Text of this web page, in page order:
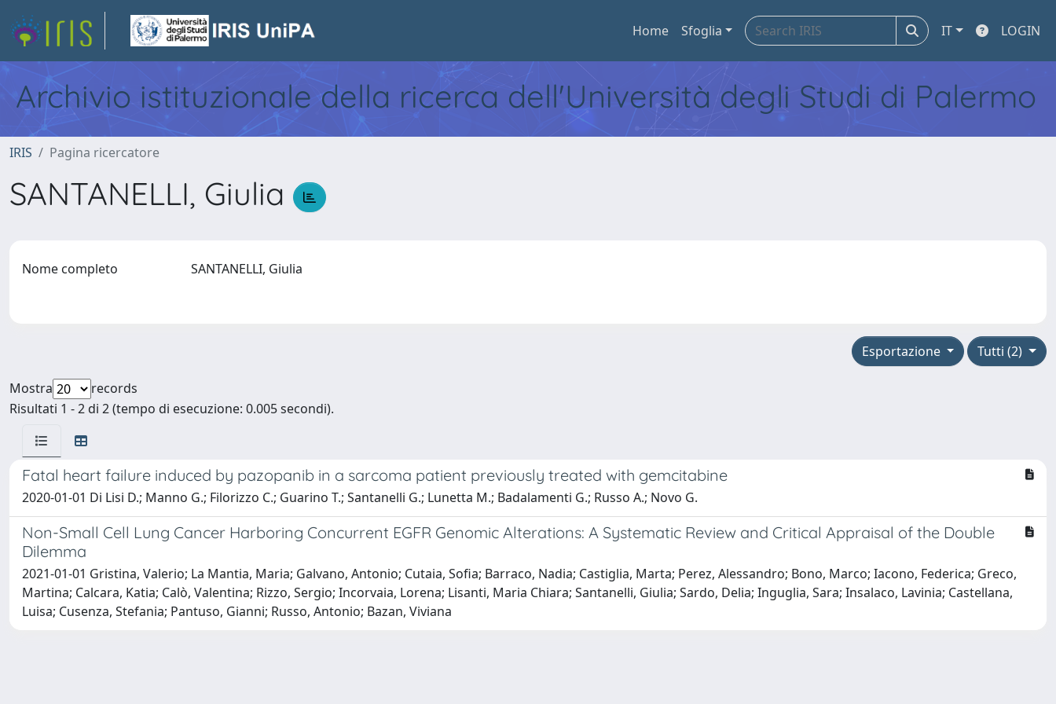
Home Sfoglia IT LOGIN
Archivio istituzionale della ricerca dell'Università degli Studi di Palermo
IRIS Pagina ricercatore
SANTANELLI, Giulia
Nome completo SANTANELLI, Giulia
Tutti (2)
Esportazione
Mostra
records
Risultati 1 - 2 di 2 (tempo di esecuzione: 0.005 secondi).
Fatal heart failure induced by pazopanib in a sarcoma patient previously treated with gemcitabine
2020-01-01 Di Lisi D.; Manno G.; Filorizzo C.; Guarino T.; Santanelli G.; Lunetta M.; Badalamenti G.; Russo A.; Novo G.
Non-Small Cell Lung Cancer Harboring Concurrent EGFR Genomic Alterations: A Systematic Review and Critical Appraisal of the Double
Dilemma
2021-01-01 Gristina, Valerio; La Mantia, Maria; Galvano, Antonio; Cutaia, Sofia; Barraco, Nadia; Castiglia, Marta; Perez, Alessandro; Bono, Marco; Iacono, Federica; Greco,
Martina; Calcara, Katia; Calò, Valentina; Rizzo, Sergio; Incorvaia, Lorena; Lisanti, Maria Chiara; Santanelli, Giulia; Sardo, Delia; Inguglia, Sara; Insalaco, Lavinia; Castellana,
Luisa; Cusenza, Stefania; Pantuso, Gianni; Russo, Antonio; Bazan, Viviana